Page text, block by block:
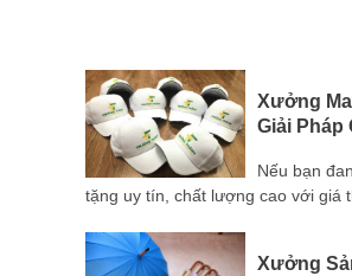
Xưởng
Giải Pháp
Nếu bạn
tặng uy tín, chất lượng cao với giá
Xưởng